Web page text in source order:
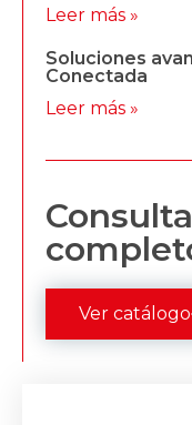
Leer más »
Soluciones
Conectada
Leer más »
Ver catálogo